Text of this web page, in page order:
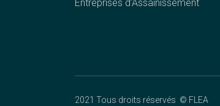
Entreprises d’Assainissement
2021 Tous droits réservés © FLEA